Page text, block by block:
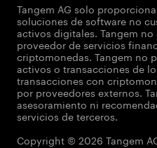
Tangem AG solo
soluciones de software no
activos digitales. Tangem
proveedor de servicios
criptomonedas. Tangem no
activos o transacciones de
transacciones con
por proveedores externos.
asesoramiento ni
servicios de terceros.